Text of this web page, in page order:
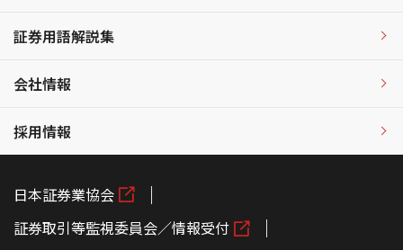
証券用語解説集
会社情報
採用情報
日本証券業協会
証券取引等監視委員会／情報受付